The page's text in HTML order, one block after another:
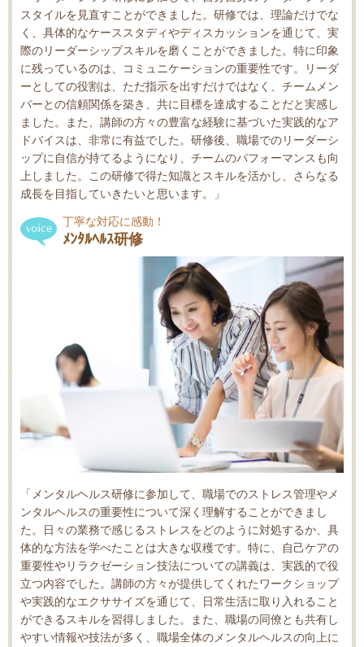
スタイルを見直すことができました。研修では、理論だけでな
く、具体的なケーススタディやディスカッションを通じて、実
際のリーダーシップスキルを磨くことができました。特に印象
に残っているのは、コミュニケーションの重要性です。リーダ
ーとしての役割は、ただ指示を出すだけではなく、チームメン
バーとの信頼関係を築き、共に目標を達成することだと実感し
ました。また、講師の方々の豊富な経験に基づいた実践的なア
ドバイスは、非常に有益でした。研修後、職場でのリーダーシ
ップに自信が持てるようになり、チームのパフォーマンスも向
上しました。この研修で得た知識とスキルを活かし、さらなる
成長を目指していきたいと思います。」
丁寧な対応に感動！
ﾒﾝﾀﾙﾍﾙｽ研修
「メンタルヘルス研修に参加して、職場でのストレス管理やメ
ンタルヘルスの重要性について深く理解することができまし
た。日々の業務で感じるストレスをどのように対処するか、具
体的な方法を学べたことは大きな収穫です。特に、自己ケアの
重要性やリラクゼーション技法についての講義は、実践的で役
立つ内容でした。講師の方々が提供してくれたワークショップ
や実践的なエクササイズを通じて、日常生活に取り入れること
ができるスキルを習得しました。また、職場の同僚とも共有し
やすい情報や技法が多く、職場全体のメンタルヘルスの向上に